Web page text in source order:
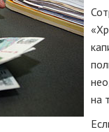
на